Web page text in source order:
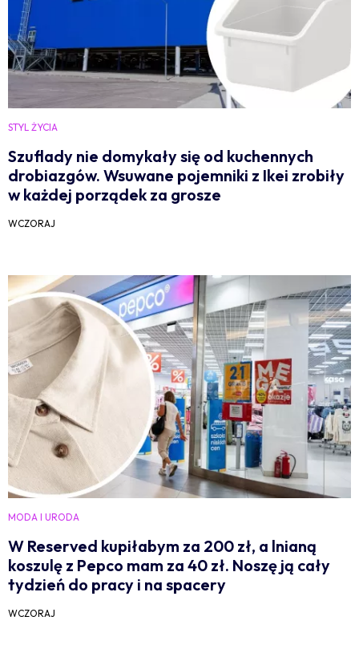
STYL ŻYCIA
Szuflady nie domykały się od kuchennych
drobiazgów. Wsuwane pojemniki z Ikei zrobiły
w każdej porządek za grosze
WCZORAJ
MODA I URODA
W Reserved kupiłabym za 200 zł, a lnianą
koszulę z Pepco mam za 40 zł. Noszę ją cały
tydzień do pracy i na spacery
WCZORAJ